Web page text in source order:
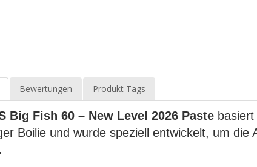
Bewertungen Produkt Tags
Big Fish 60 – New Level 2026 Paste
Boilie und wurde speziell entwickelt, um